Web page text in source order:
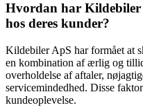
Hvordan har
hos deres kunder?
Kildebiler ApS har formået at
en kombination af ærlig og
overholdelse af aftaler,
servicemindedhed. Disse
kundeoplevelse.